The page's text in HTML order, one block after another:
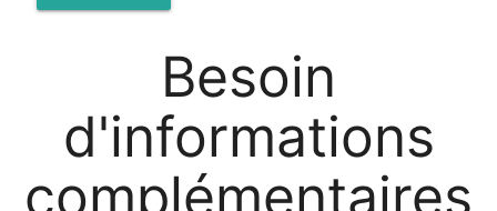
Besoin
d'informations
complémentaires